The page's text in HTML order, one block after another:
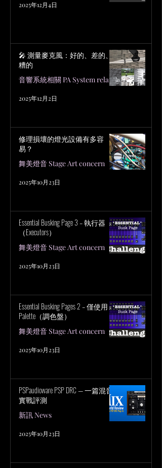
2025年12月4日
🎤 測量麥克風：好的、差的、
糟的
音響系統相關 PA System related
2025年12月2日
修理損壞的燈光設備有多容
易？
舞美燈音 Stage Art concern
2025年10月23日
Essential Busking Page 3 – 執行器
（Executors）
舞美燈音 Stage Art concern
2025年10月23日
Essential Busking Pages 2 – 僅使用
Palette（調色盤）
舞美燈音 Stage Art concern
2025年10月23日
PSPaudioware PSP DRC — 一篇混音
實戰評測
新訊 News
2025年10月23日